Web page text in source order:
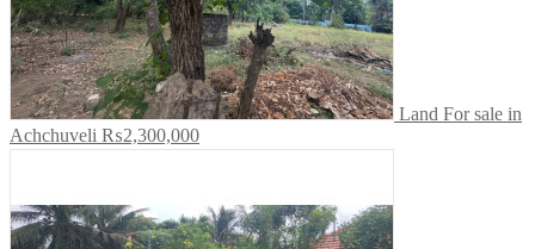
Land For sale in
Achchuveli ₨2,300,000